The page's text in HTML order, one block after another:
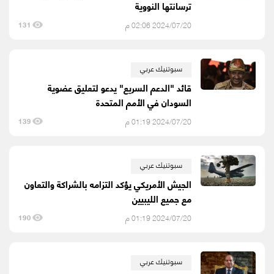
ترسانتها النووية
2024/07/20 02:06 م 131
سبوتنيك عربي
قائد "الدعم السريع" يدعو لتعليق عضوية
السودان في الأمم المتحدة
2024/07/20 01:19 م 139
سبوتنيك عربي
الجيش الأمريكي يؤكد التزامه بالشراكة والتعاون
مع جميع الليبيين
2024/07/20 01:19 م 190
سبوتنيك عربي